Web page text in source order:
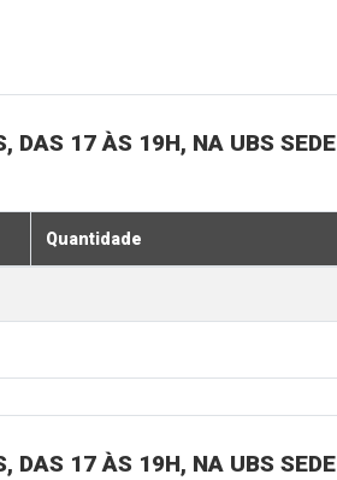
DAS 17 ÀS 19H, NA UBS SEDE
Quantidade
DAS 17 ÀS 19H, NA UBS SEDE